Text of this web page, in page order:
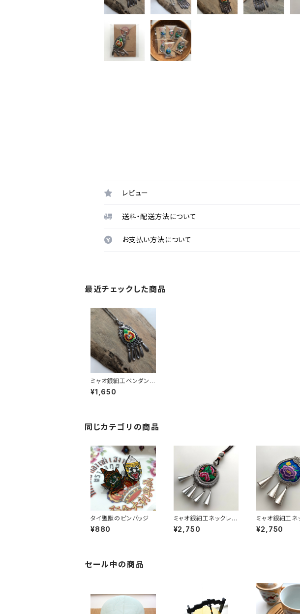
レビュー
送料・配送方法について
お支払い方法について
最近チェックした商品
ミャオ銀細工ペンダント
「葉」
¥1,650
同じカテゴリの商品
タイ聖獣のピンバッジ
¥880
ミャオ銀細工ネックレス
「墨黒」
¥2,750
ミャオ銀細工ネ
「湛藍」
¥2,750
セール中の商品